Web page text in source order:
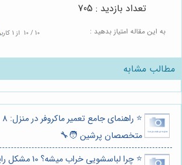
به این مقاله امتیاز بدهید : 10 / 10 از 1 کاربر
تعداد بازدید : 705
مطالب مشابه
متخصصان پرشین 🧑‍🔧
⭐️ چرا لباسشویی